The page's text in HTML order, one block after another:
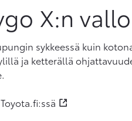
X:n
sykkeessä kuin
ja ketterällä